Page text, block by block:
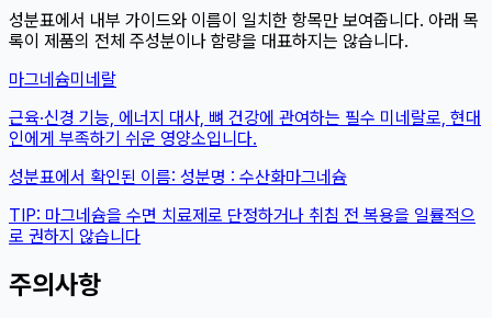
성분표에서 내부 가이드와 이름이 일치한 항목만 보여줍니다. 아래 목
록이 제품의 전체 주성분이나 함량을 대표하지는 않습니다.
마그네슘미네랄
근육·신경 기능, 에너지 대사, 뼈 건강에 관여하는 필수 미네랄로, 현대
인에게 부족하기 쉬운 영양소입니다.
성분표에서 확인된 이름: 성분명 : 수산화마그네슘
TIP: 마그네슘을 수면 치료제로 단정하거나 취침 전 복용을 일률적으
로 권하지 않습니다
주의사항